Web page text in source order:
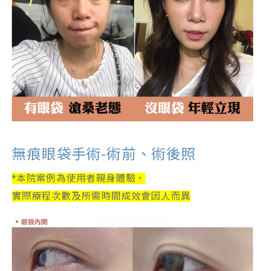
無痕眼袋手術-術前、術後照
*本院案例為使用者親身體驗，
實際療程次數及所需時間成效會因人而異